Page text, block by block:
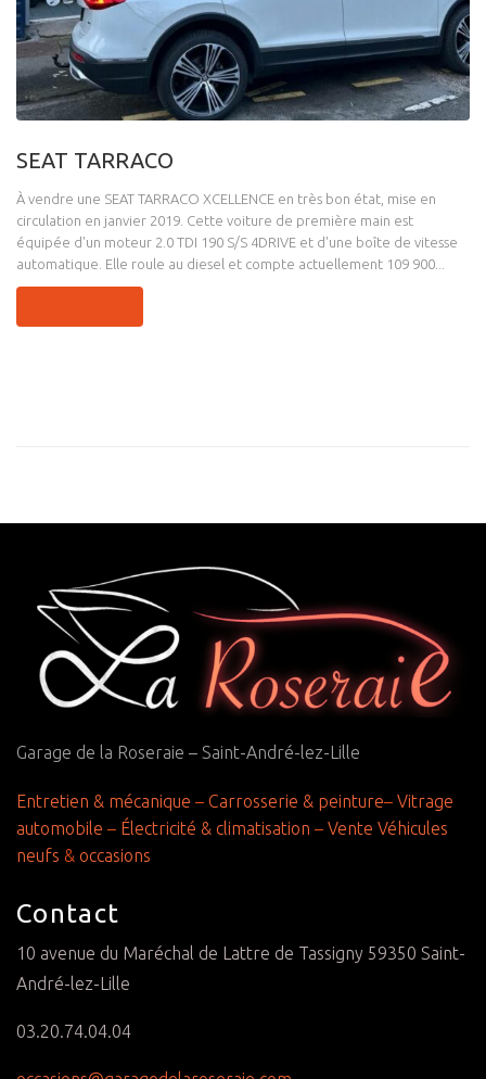
SEAT TARRACO
À vendre une SEAT TARRACO XCELLENCE en très bon état, mise en
circulation en janvier 2019. Cette voiture de première main est
équipée d'un moteur 2.0 TDI 190 S/S 4DRIVE et d'une boîte de vitesse
automatique. Elle roule au diesel et compte actuellement 109 900...
Garage de la Roseraie – Saint-André-lez-Lille
Entretien & mécanique – Carrosserie & peinture– Vitrage
automobile – Électricité & climatisation – Vente Véhicules
neufs & occasions
Contact
10 avenue du Maréchal de Lattre de Tassigny 59350 Saint-
André-lez-Lille
03.20.74.04.04